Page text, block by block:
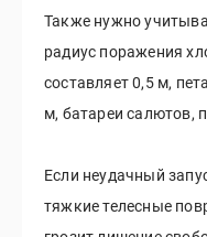
Также нужно
радиус поражения
составляет 0,5 м,
м, батареи салютов,
Если неудачный
тяжкие телесные